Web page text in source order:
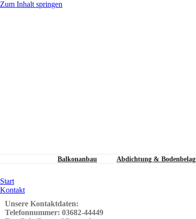
Zum Inhalt springen
Balkonanbau Abdichtung & Bodenbelag
Start
Kontakt
Unsere Kontaktdaten:
Telefonnummer: 03682-44449